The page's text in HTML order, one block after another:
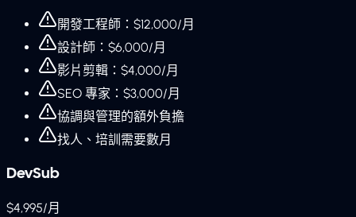
開發工程師：$12,000/月
設計師：$6,000/月
影片剪輯：$4,000/月
SEO 專家：$3,000/月
協調與管理的額外負擔
找人、培訓需要數月
DevSub
$4,995/月